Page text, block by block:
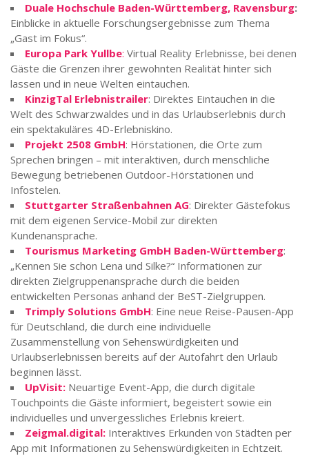
Duale Hochschule Baden-Württemberg, Ravensburg:
Einblicke in aktuelle Forschungsergebnisse zum Thema
„Gast im Fokus“.
Europa Park Yullbe: Virtual Reality Erlebnisse, bei denen
Gäste die Grenzen ihrer gewohnten Realität hinter sich
lassen und in neue Welten eintauchen.
KinzigTal Erlebnistrailer: Direktes Eintauchen in die
Welt des Schwarzwaldes und in das Urlaubserlebnis durch
ein spektakuläres 4D-Erlebniskino.
Projekt 2508 GmbH: Hörstationen, die Orte zum
Sprechen bringen – mit interaktiven, durch menschliche
Bewegung betriebenen Outdoor-Hörstationen und
Infostelen.
Stuttgarter Straßenbahnen AG: Direkter Gästefokus
mit dem eigenen Service-Mobil zur direkten
Kundenansprache.
Tourismus Marketing GmbH Baden-Württemberg:
„Kennen Sie schon Lena und Silke?“ Informationen zur
direkten Zielgruppenansprache durch die beiden
entwickelten Personas anhand der BeST-Zielgruppen.
Trimply Solutions GmbH: Eine neue Reise-Pausen-App
für Deutschland, die durch eine individuelle
Zusammenstellung von Sehenswürdigkeiten und
Urlaubserlebnissen bereits auf der Autofahrt den Urlaub
beginnen lässt.
UpVisit: Neuartige Event-App, die durch digitale
Touchpoints die Gäste informiert, begeistert sowie ein
individuelles und unvergessliches Erlebnis kreiert.
Zeigmal.digital: Interaktives Erkunden von Städten per
App mit Informationen zu Sehenswürdigkeiten in Echtzeit.